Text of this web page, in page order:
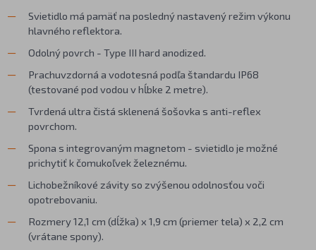
Svietidlo má pamäť na posledný nastavený režim výkonu
hlavného reflektora.
Odolný povrch - Type III hard anodized.
Prachuvzdorná a vodotesná podľa štandardu IP68
(testované pod vodou v hĺbke 2 metre).
Tvrdená ultra čistá sklenená šošovka s anti-reflex
povrchom.
Spona s integrovaným magnetom - svietidlo je možné
prichytiť k čomukoľvek železnému.
Lichobežníkové závity so zvýšenou odolnosťou voči
opotrebovaniu.
Rozmery 12,1 cm (dĺžka) x 1,9 cm (priemer tela) x 2,2 cm
(vrátane spony).